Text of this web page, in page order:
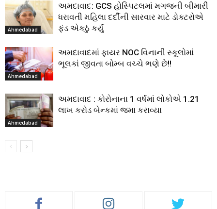
Ahmedabad
અમદાવાદ: GCS હોસ્પિટલમાં મગજની બીમારી
ધરાવતી મહિલા દર્દીની સારવાર માટે ડોક્ટરોએ
ફંડ એકઠું કર્યું
Ahmedabad
અમદાવાદમાં ફાયર NOC વિનાની સ્કૂલોમાં
ભૂલકાં જીવતા બોમ્બ વચ્ચે ભણે છે!!
Ahmedabad
અમદાવાદ : કોરોનાના 1 વર્ષમાં લોકોએ 1.21
લાખ કરોડ બેન્કમાં જમા કરાવ્યા